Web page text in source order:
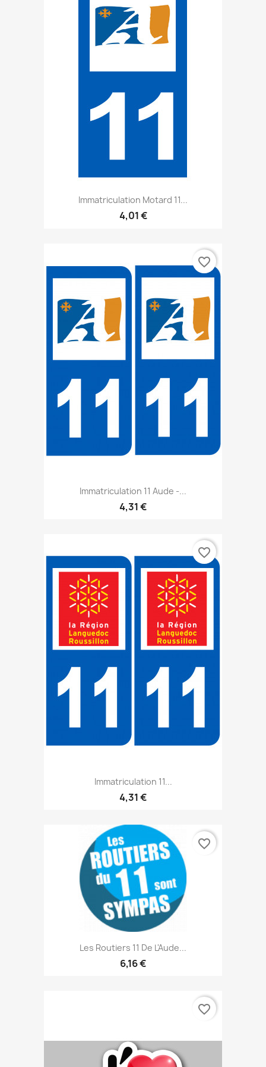
Immatriculation Motard 11...
4,01 €
Immatriculation 11 Aude -...
4,31 €
favorite_border
Immatriculation 11...
4,31 €
favorite_border
Les Routiers 11 De L'Aude...
6,16 €
favorite_border
favorite_border